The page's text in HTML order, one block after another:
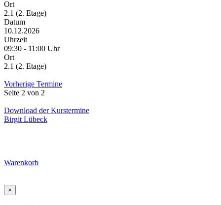
Ort
2.1 (2. Etage)
Datum
10.12.2026
Uhrzeit
09:30 - 11:00 Uhr
Ort
2.1 (2. Etage)
Vorherige Termine
Seite 2 von 2
Download der Kurstermine
Birgit Lübeck
Warenkorb
×